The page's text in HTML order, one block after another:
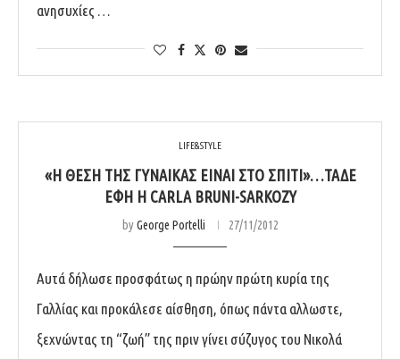
ανησυχίες …
LIFE&STYLE
«H ΘΈΣΗ ΤΗΣ ΓΥΝΑΊΚΑΣ ΕΊΝΑΙ ΣΤΟ ΣΠΊΤΙ»…ΤΆΔΕ
ΈΦΗ Η CARLA BRUNI-SARKOZY
byGeorge Portelli 27/11/2012
Αυτά δήλωσε προσφάτως η πρώην πρώτη κυρία της
Γαλλίας και προκάλεσε αίσθηση, όπως πάντα αλλωστε,
ξεχνώντας τη “ζωή” της πριν γίνει σύζυγος του Νικολά